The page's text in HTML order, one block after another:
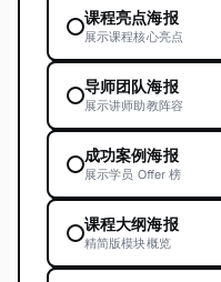
课程亮点海报
展示课程核心亮点
导师团队海报
展示讲师助教阵容
成功案例海报
展示学员 Offer 榜
课程大纲海报
精简版模块概览